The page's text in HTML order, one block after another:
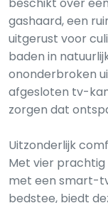
gashaard, een
uitgerust voor
baden in
ononderbroken
afgesloten tv-
zorgen dat
Uitzonderlijk
Met vier
met een smart-
bedstee, biedt